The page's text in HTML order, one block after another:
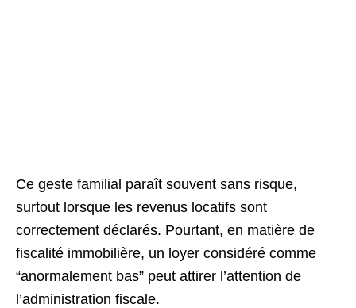
Ce geste familial paraît souvent sans risque,
surtout lorsque les revenus locatifs sont
correctement déclarés. Pourtant, en matière de
fiscalité immobilière, un loyer considéré comme
“anormalement bas” peut attirer l’attention de
l’administration fiscale.